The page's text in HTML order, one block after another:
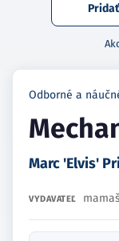
Odborné a
Marc 'Elvis'
VYDAVATEĽ mamaš